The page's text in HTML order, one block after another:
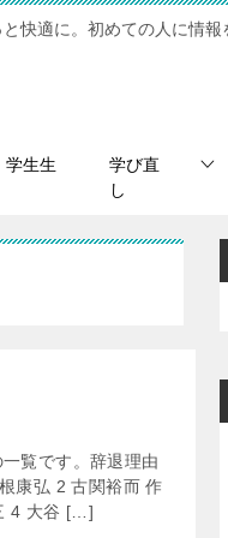
快適に。初めての人に情
学生生
学び直
し
覧です。辞退理由
康弘 2 古関裕而 作
4 大谷 […]